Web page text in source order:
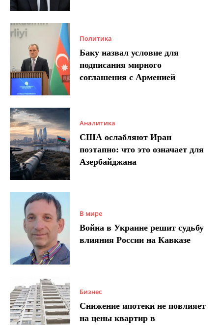
Политика
Баку назвал условие для
подписания мирного
соглашения с Арменией
Аналитика
США ослабляют Иран
поэтапно: что это означает для
Азербайджана
В мире
Война в Украине решит судьбу
влияния России на Кавказе
Бизнес
Снижение ипотеки не повлияет
на цены квартир в